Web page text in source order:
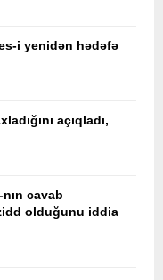
i yenidən hədəfə
açıqladı,
nın cavab
olduğunu iddia